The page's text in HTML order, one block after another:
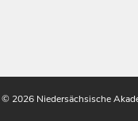
© 2026 Niedersächsische